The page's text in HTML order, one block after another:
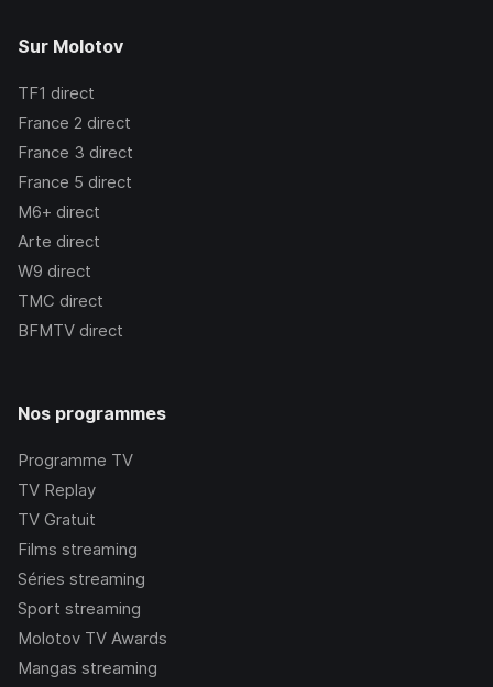
Sur Molotov
TF1 direct
France 2 direct
France 3 direct
France 5 direct
M6+ direct
Arte direct
W9 direct
TMC direct
BFMTV direct
Nos programmes
Programme TV
TV Replay
TV Gratuit
Films streaming
Séries streaming
Sport streaming
Molotov TV Awards
Mangas streaming